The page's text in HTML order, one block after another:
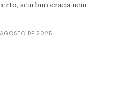
sem burocracia nem
AGOSTO DE 2025